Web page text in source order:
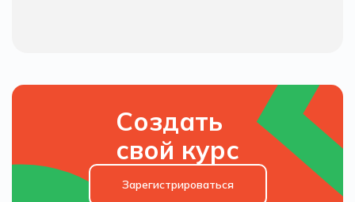
Создать
свой курс
Зарегистрироваться